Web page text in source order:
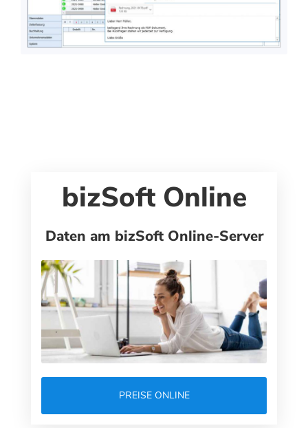
bizSoft Online
Daten am bizSoft Online-Server
PREISE ONLINE